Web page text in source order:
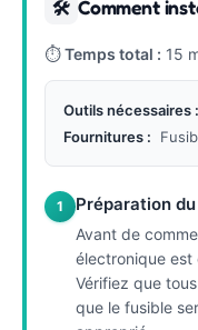
🛠 Comment
⏱Temps total : 15
Outils nécessaires :
Fournitures :
1 Préparation
Avant de
électronique est
Vérifiez que
que le fusible